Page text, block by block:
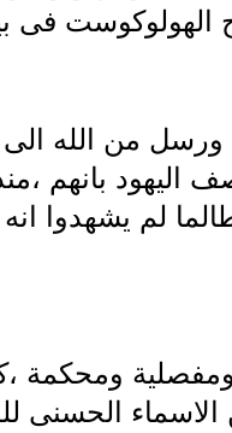
الهولوكوست فى
ورسل من الله
اليهود بانهم
لم يشهدوا
ومحكمة
الحسنى